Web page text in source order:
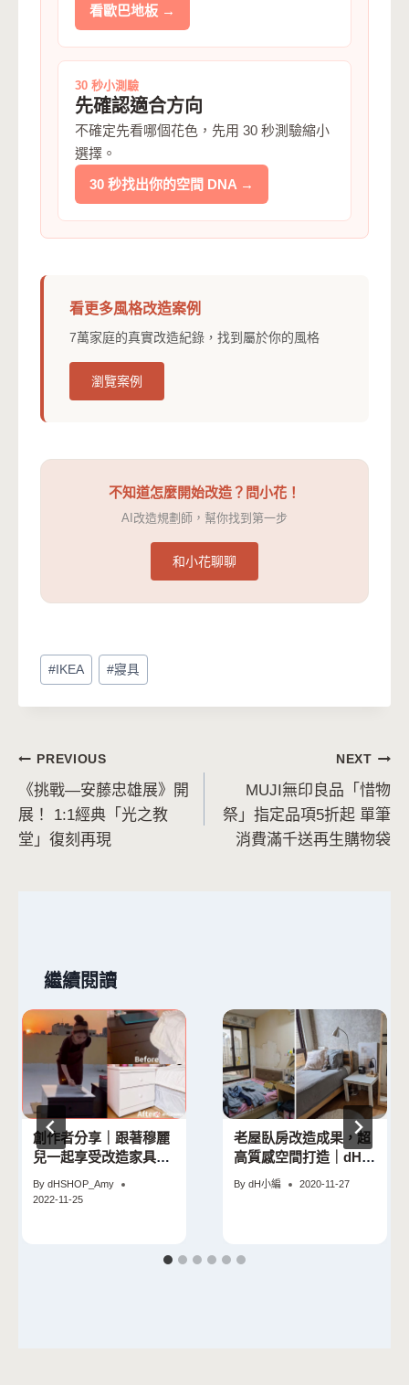
看歐巴地板 →
30 秒小測驗
先確認適合方向
不確定先看哪個花色，先用 30 秒測驗縮小
選擇。
30 秒找出你的空間 DNA →
看更多風格改造案例
7萬家庭的真實改造紀錄，找到屬於你的風格
瀏覽案例
不知道怎麼開始改造？問小花！
AI改造規劃師，幫你找到第一步
和小花聊聊
Post
Tags:
# IKEA #寢具
文
章
導
PREVIOUS
《挑戰—安藤忠雄展》開
展！ 1:1經典「光之教
堂」復刻再現
NEXT
MUJI無印良品「惜物
祭」指定品項5折起 單筆
消費滿千送再生購物袋
繼續閱讀
創作者分享｜跟著穆麗
兒一起享受改造家具的
By dHSHOP_Amy
2022-11-25
老屋臥房改造成果，超
高質感空間打造｜dH精
選合作設計師 Hoqua
By dH小編 2020-11-27